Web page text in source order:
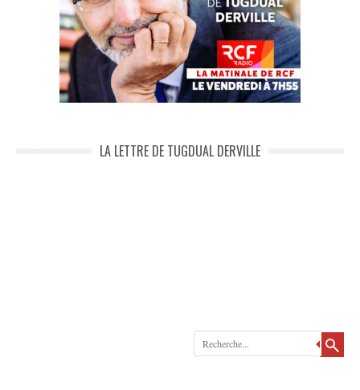
LA LETTRE DE TUGDUAL DERVILLE
Recherche